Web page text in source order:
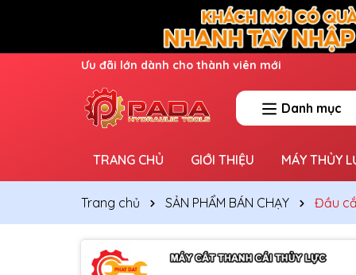
Ưu đãi lớn dành cho thành viên mới
Danh mục
TRANG CHỦ GIỚI THIỆU MÁY THỦY
Trang chủ SẢN PHẨM BÁN CHẠY Đầu